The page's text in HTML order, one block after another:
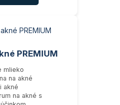
PREMIUM
mlieko
na akné
akné
na akné s